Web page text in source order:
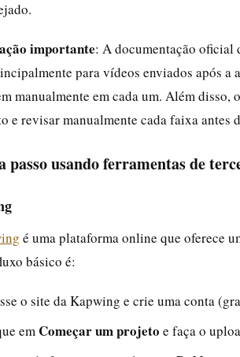
importante: A documentação oficial
para vídeos enviados após a
manualmente em cada um. Além
e revisar manualmente cada faixa antes
passo usando ferramentas de
é uma plataforma online que oferece
básico é:
o site da Kapwing e crie uma conta
em Começar um projeto e faça o